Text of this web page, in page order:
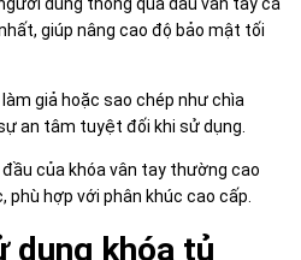
giúp nâng cao độ bảo mật tối
giả hoặc sao chép như chìa
an tâm tuyệt đối khi sử dụng.
của khóa vân tay thường cao
phù hợp với phân khúc cao cấp.
dụng khóa tủ